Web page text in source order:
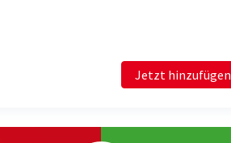
Jetzt hinzufügen